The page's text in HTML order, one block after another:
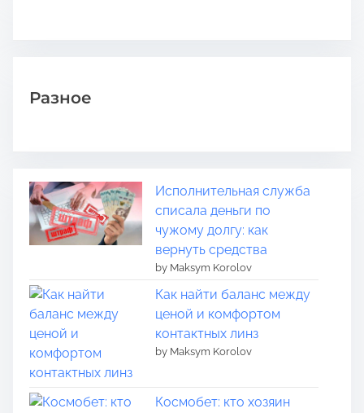
Разное
Исполнительная служба
списала деньги по
чужому долгу: как
вернуть средства
by Maksym Korolov
Как найти баланс между
ценой и комфортом
контактных линз
by Maksym Korolov
Космобет: кто хозяин